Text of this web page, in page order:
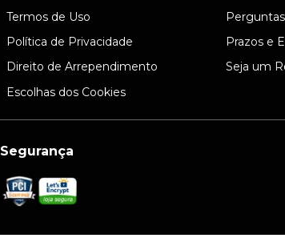
Termos de Uso
Política de Privacidade
Direito de Arrependimento
Escolhas dos Cookies
Prazos e
Seja um
Segurança